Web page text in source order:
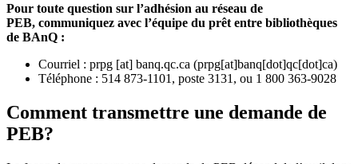
Pour toute question sur l’adhésion au réseau de
PEB, communiquez avec l’équipe du prêt entre bibliothèques
de BAnQ :
Courriel : prpg [at] banq.qc.ca (prpg[at]banq[dot]qc[dot]ca)
Téléphone : 514 873-1101, poste 3131, ou 1 800 363-9028
Comment transmettre une demande de
PEB?